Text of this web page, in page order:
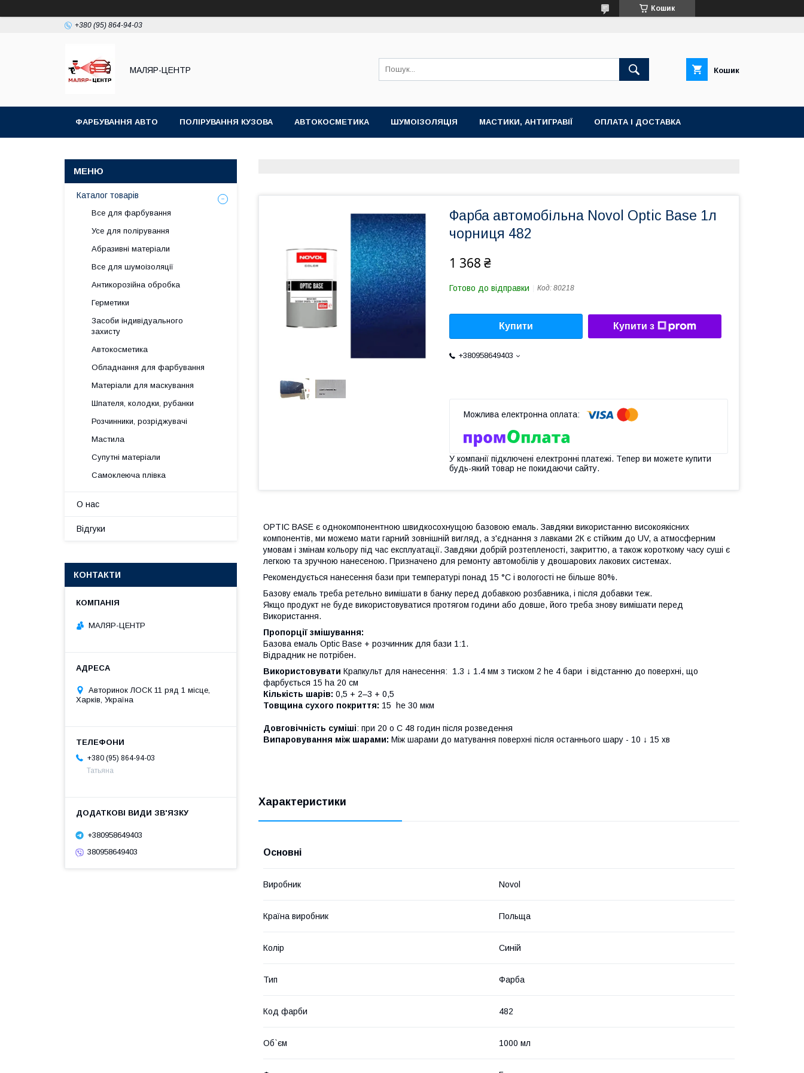
Кошик
+380 (95) 864-94-03
МАЛЯР-ЦЕНТР Кошик
ФАРБУВАННЯ АВТО ПОЛІРУВАННЯ КУЗОВА АВТОКОСМЕТИКА ШУМОІЗОЛЯЦІЯ МАСТИКИ, АНТИГРАВІЇ ОПЛАТА І ДОСТАВКА
Фарба автомобільна Novol Optic Base 1л
чорниця 482
1 368 ₴
Готово до відправки Код: 80218
Купити Купити з
+380958649403
У компанії підключені електронні платежі. Тепер ви можете купити
будь-який товар не покидаючи сайту.
OPTIC BASE є однокомпонентною швидкосохнущою базовою емаль. Завдяки використанню високоякісних
компонентів, ми можемо мати гарний зовнішній вигляд, а з'єднання з лавками 2К є стійким до UV, а атмосферним
умовам і змінам кольору під час експлуатації. Завдяки добрій розтепленості, закриттю, а також короткому часу суші є
легкою та зручною нанесеною. Призначено для ремонту автомобілів у двошарових лакових системах.
Рекомендується нанесення бази при температурі понад 15 °C і вологості не більше 80%.
Базову емаль треба ретельно вимішати в банку перед добавкою розбавника, і після добавки теж.
Якщо продукт не буде використовуватися протягом години або довше, його треба знову вимішати перед
Використання.
Пропорції змішування:
Базова емаль Optic Base + розчинник для бази 1:1.
Відрадник не потрібен.
Використовувати Крапкульт для нанесення: 1.3 ↓ 1.4 мм з тиском 2 he 4 бари і відстанню до поверхні, що
фарбується 15 ha 20 см
Кількість шарів: 0,5 + 2–3 + 0,5
Товщина сухого покриття: 15 he 30 мкм
Довговічність суміші: при 20 o C 48 годин після розведення
Випаровування між шарами: Між шарами до матування поверхні після останнього шару - 10 ↓ 15 хв
Характеристики
Основні
Виробник Novol
Країна виробник Польща
Колір Синій
Тип Фарба
Код фарби 482
Об`єм 1000 мл
Каталог товарів
Все для фарбування
Усе для полірування
Абразивні матеріали
Все для шумоізоляції
Антикорозійна обробка
Герметики
Засоби індивідуального
захисту
Автокосметика
Обладнання для фарбування
Матеріали для маскування
Шпателя, колодки, рубанки
Розчинники, розріджувачі
Мастила
Супутні матеріали
Самоклеюча плівка
О нас
Відгуки
КОНТАКТИ
МАЛЯР-ЦЕНТР
Авторинок ЛОСК 11 ряд 1 місце,
Харків, Україна
+380 (95) 864-94-03
Татьяна
+380958649403
380958649403